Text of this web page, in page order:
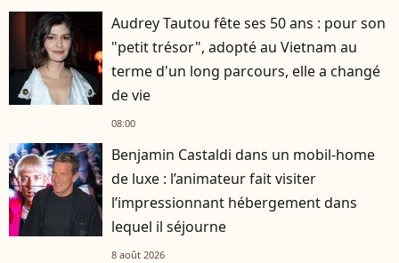
Audrey Tautou fête ses 50 ans : pour son
"petit trésor", adopté au Vietnam au
terme d'un long parcours, elle a changé
de vie
08:00
Benjamin Castaldi dans un mobil-home
de luxe : l’animateur fait visiter
l’impressionnant hébergement dans
lequel il séjourne
8 août 2026